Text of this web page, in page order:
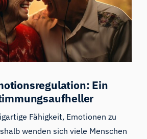
Ein
Fähigkeit, Emotionen zu
wenden sich viele Menschen